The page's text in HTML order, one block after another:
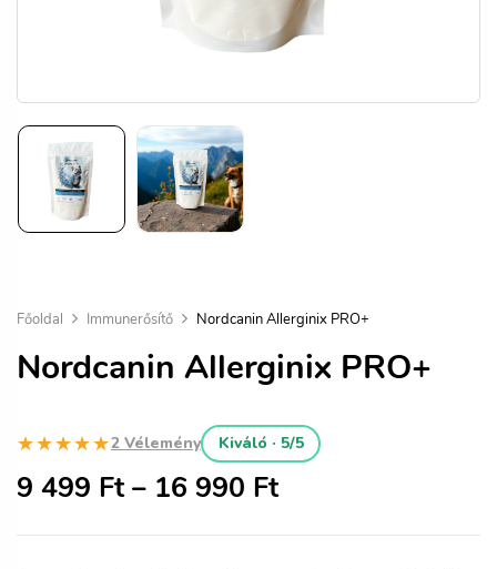
Főoldal Immunerősítő Nordcanin Allerginix PRO+
Nordcanin Allerginix PRO+
★★★★★2 Vélemény Kiváló · 5/5
9 499 Ft– 16 990 Ft